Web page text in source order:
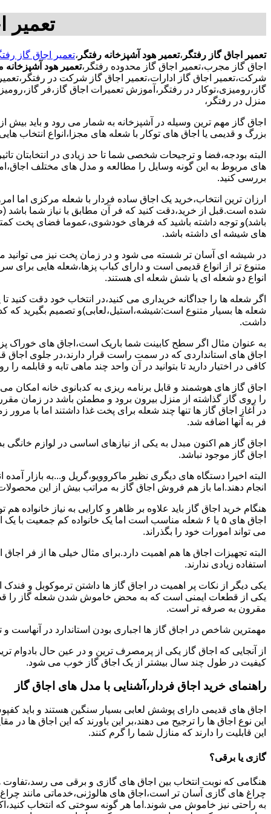
تعمیر
تعمیر اجاق گاز رفتگر ،تعمیر هود آشپزخانه رفتگر ،تعمیر اجاق گاز
اجاق گاز مجرب،تعمیر اجاق گاز محدوده رفتگر،تعمیر هود آشپزخانه
شرکت،تعمیر اجاق گاز ادارات،تعمیر اجاق گاز شرکت در
گاز،رومیزی،توکار در رفتگر،آموزش تعمیرات اجاق گاز،فر
منزل در رفتگر،
اجاق گاز مهم ترین وسیله در آشپزخانه به شمار می رود و باید بیش
بزرگ و قدیمی یا اجاق های توکار با شعله های مجزا،انواع انتخاب
البته بودجه،فضا و ترجیحات شخصی شما تا حد زیادی در انتخابتان
های مربوط به این گونه وسایل را مطالعه و مدل های مختلف
بررسی کنید.
ارزان ترین انتخاب،خرید یک اجاق ساده فردار با شعله مرکزی اما
شده است.قبل از خرید،دقت کنید که فر آن مطابق با نیاز شما باشد
باشد)و توجه داشته باشید که فرهای خودشوی،عموما فضای پخت
های شیشه ای داشته باشد.
در شیشه ای آسان تر شسته می شود و در زمان پخت نیز می توانید
متنوع تر از انواع قدیمی است و دارای کباب پزها،شعله هایی
انواع دو شعله ای یا شش شعله ای هستند.
اگر شعله ها را جداگانه خریداری می کنید،در انتخاب خود دقت کنید
شعله ها بسیار متنوع است:شیشه،استیل،لعابی)و تصمیم بگیرید که
داشت.
به عنوان مثال اگر سطح کابینت شما باریک است،اجاق های خوراک
اجاق های استانداردی که در سمت راست قرار دارند،در جلوی اجاق
کافی در اختیار دارید تا بتوانید در آن واحد چند ماهی تابه و قابلمه را
اجاق گاز های هوشمند و قابل برنامه ریزی به کدبانوی خانه امکان
را روی گاز گذاشته از منزل بیرون برود و مطمئن باشد در زمان
در آغاز اجاق گاز ها تنها چند شعله برای پخت غذا داشتند اما با
فر به آنها اضافه شد.
اجاق گاز هم اکنون مبدل به یکی از نیازهای اساسی در لوازم
اجاق گاز موجود نباشد.
البته اخیرا دستگاه های دیگری نظیر ماکروویو،گریل و...به بازار
انجام دهند.اما باز هم فروش اجاق گاز به مراتب بیش از این
هنگام خرید اجاق گاز باید علاوه بر ظاهر و کارایی به نیاز خانواده
می تواند امورات خود را بگذراند.
البته تجهیزات اجاق ها هم اهمیت دارد.برای مثال خیلی ها از فر
استفاده زیادی ندارند.
یکی دیگر از نکات پر اهمیت در اجاق گاز ها داشتن ترموکوبل و
یکی از قطعات ایمنی است که به محض خاموش شدن شعله گاز را قطع
مقرون به صرفه تر است.
مهمترین شاخص در اجاق گاز ها اجباری بودن استاندارد در آنهاست
از آنجایی که اجاق گاز یکی از پرمصرف ترین و در عین حال بادوام
کیفیت در طول چند سال بیشتر از یک اجاق گاز خوب می شود.
راهنمای خرید اجاق فردار،آشنایی با مدل های اجاق گاز
اجاق های قدیمی دارای پوشش لعابی بسیار سنگین هستند و باید
این نوع اجاق ها را ترجیح می دهند،بر این باورند که این اجاق ها
این قابلیت را دارند که منازل شما را گرم کنند.
گازی یا برقی؟
هنگامی که نوبت انتخاب بین اجاق های گازی و برقی می
چراغ های گازی آسان تر است،اجاق های هالوژنی،خدماتی مانند
به راحتی نیز خاموش می شوند.اما هر گونه سوختی که انتخاب